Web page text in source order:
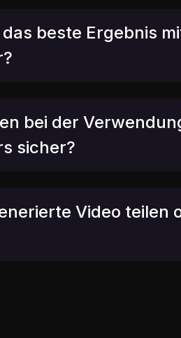
beste Ergebnis
bei der
sicher?
Video teilen